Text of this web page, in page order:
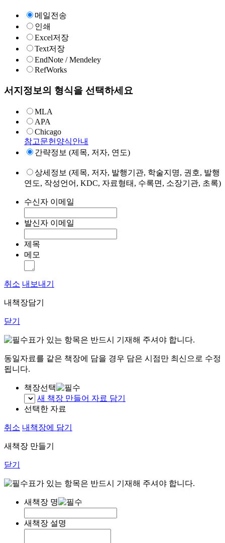
메일전송
인쇄
Excel저장
Text저장
EndNote / Mendeley
RefWorks
서지정보의 형식을 선택하세요
MLA
APA
Chicago
참고문헌양식안내
간략정보 (제목, 저자, 연도)
상세정보 (제목, 저자, 발행기관, 학술지명, 권호, 발행
연도, 작성언어, KDC, 자료형태, 수록면, 소장기관, 초록)
수신자 이메일
발신자 이메일
제목
메모
취소 내보내기
내책장담기
닫기
표가 있는 항목은 반드시 기재해 주셔야 합니다.
동일자료를 같은 책장에 담을 경우 담은 시점만 최신으로 수정
됩니다.
책장선택
새 책장 만들어 자료 담기
선택한 자료
취소 내책장에 담기
새책장 만들기
닫기
표가 있는 항목은 반드시 기재해 주셔야 합니다.
새책장 명
새책장 설명